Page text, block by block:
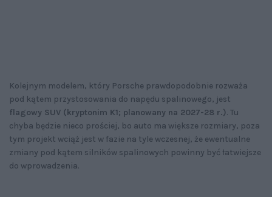
Kolejnym modelem, który Porsche prawdopodobnie rozważa
pod kątem przystosowania do napędu spalinowego, jest
flagowy SUV (kryptonim K1; planowany na 2027-28 r.). Tu
chyba będzie nieco prościej, bo auto ma większe rozmiary, poza
tym projekt wciąż jest w fazie na tyle wczesnej, że ewentualne
zmiany pod kątem silników spalinowych powinny być łatwiejsze
do wprowadzenia.